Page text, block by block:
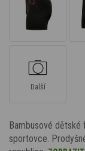
Další
Bambusové dětské
sportovce.